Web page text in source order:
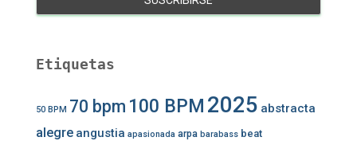
Etiquetas
50 BPM 70 bpm 100 BPM 2025 abstracta
alegre angustia apasionada arpa barabass beat